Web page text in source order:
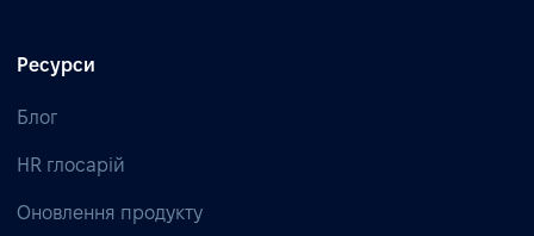
Ресурси
Блог
HR глосарій
Оновлення продукту